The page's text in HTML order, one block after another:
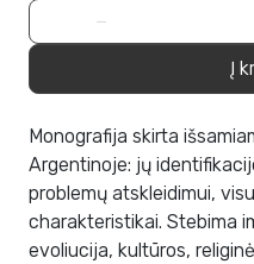
−
Į
Monografija skirta
Argentinoje: jų
problemų atskleidimui,
charakteristikai. Stebima
evoliucija, kultūros,